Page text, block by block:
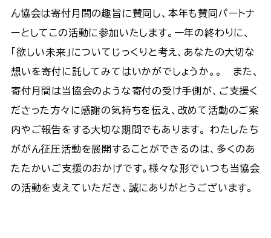
ん協会は寄付月間の趣旨に賛同し、本年も賛同パートナ
ーとしてこの活動に参加いたします。一年の終わりに、
「欲しい未来」についてじっくりと考え、あなたの大切な
想いを寄付に託してみてはいかがでしょうか。。 また、
寄付月間は当協会のような寄付の受け手側が、ご支援く
ださった方々に感謝の気持ちを伝え、改めて活動のご案
内やご報告をする大切な期間でもあります。 わたしたち
ががん征圧活動を展開することができるのは、多くのあ
たたかいご支援のおかげです。様々な形でいつも当協会
の活動を支えていただき、誠にありがとうございます。